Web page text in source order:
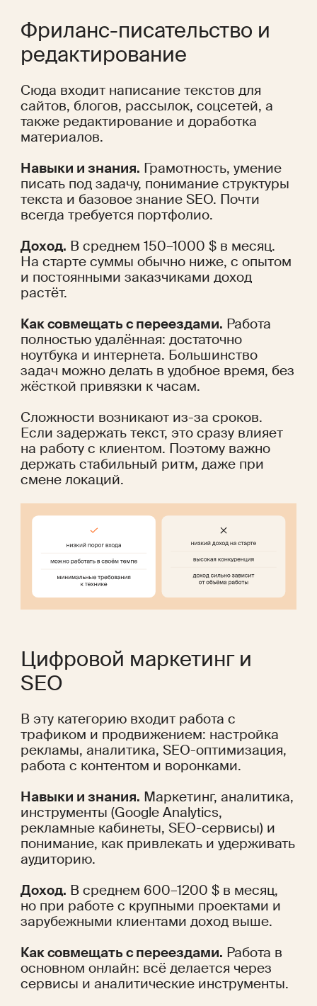
Фриланс-писательство и
редактирование
Сюда входит написание текстов для
сайтов, блогов, рассылок, соцсетей, а
также редактирование и доработка
материалов.
Навыки и знания. Грамотность, умение
писать под задачу, понимание структуры
текста и базовое знание SEO. Почти
всегда требуется портфолио.
Доход. В среднем 150–1000 $ в месяц.
На старте суммы обычно ниже, с опытом
и постоянными заказчиками доход
растёт.
Как совмещать с переездами. Работа
полностью удалённая: достаточно
ноутбука и интернета. Большинство
задач можно делать в удобное время, без
жёсткой привязки к часам.
Сложности возникают из-за сроков.
Если задержать текст, это сразу влияет
на работу с клиентом. Поэтому важно
держать стабильный ритм, даже при
смене локаций.
Цифровой маркетинг и
SEO
В эту категорию входит работа с
трафиком и продвижением: настройка
рекламы, аналитика, SEO-оптимизация,
работа с контентом и воронками.
Навыки и знания. Маркетинг, аналитика,
инструменты (Google Analytics,
рекламные кабинеты, SEO-сервисы) и
понимание, как привлекать и удерживать
аудиторию.
Доход. В среднем 600–1200 $ в месяц,
но при работе с крупными проектами и
зарубежными клиентами доход выше.
Как совмещать с переездами. Работа в
основном онлайн: всё делается через
сервисы и аналитические инструменты.